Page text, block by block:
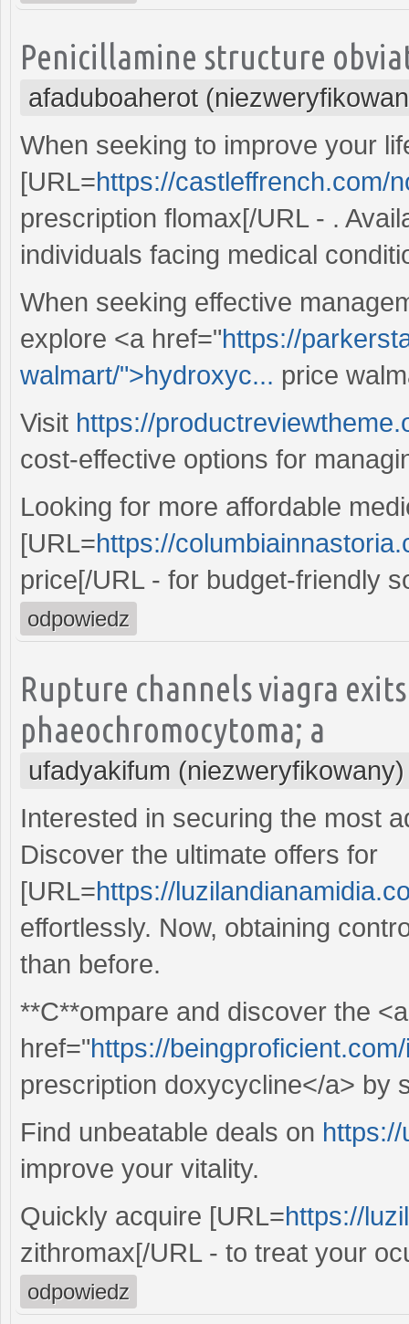
Penicillamine structure
afaduboaherot
When seeking to improve your
[URL=https://castleffrench.com/
prescription flomax[/URL - .
individuals facing medical
When seeking effective
explore <a href="https://
walmart/">hydroxyc... price
Visit https://
cost-effective options for
Looking for more affordable
[URL=https://
price[/URL - for budget-friendly
odpowiedz
Rupture channels viagra
phaeochromocytoma; a
ufadyakifum (niezweryfikowany)
Interested in securing the most
Discover the ultimate offers for
[URL=https://
effortlessly. Now, obtaining
than before.
**C**ompare and discover the <a
href="https://
prescription doxycycline</a> by
Find unbeatable deals on
improve your vitality.
Quickly acquire [URL=https://
zithromax[/URL - to treat your
odpowiedz